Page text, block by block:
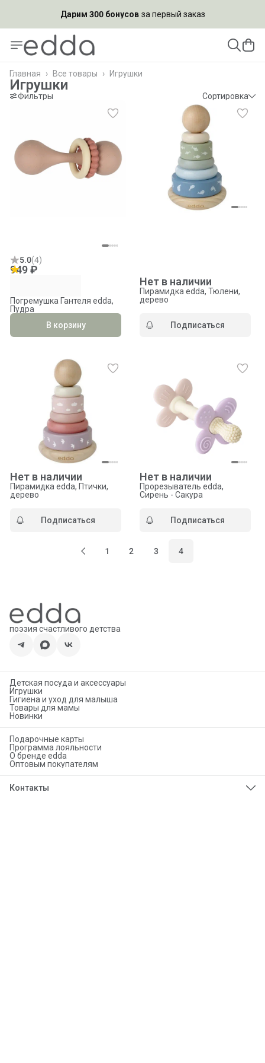
Дарим 300 бонусов за первый заказ
Подпишись на рассылку и
Игрушки
Все товары ›
Главная ›
Игрушки
Фильтры Сортировка
5.0(4)
949 ₽
Погремушка Гантеля edda,
Пудра
В корзину
Нет в наличии
Пирамидка edda, Тюлени,
дерево
Подписаться
Нет в наличии
Пирамидка edda, Птички,
дерево
Подписаться
Нет в наличии
Прорезыватель edda,
Сирень - Сакура
Подписаться
1 2 3 4
поэзия счастливого детства
Детская посуда и аксессуары
Игрушки
Гигиена и уход для малыша
Товары для мамы
Новинки
Подарочные карты
Программа лояльности
О бренде edda
Оптовым покупателям
Контакты